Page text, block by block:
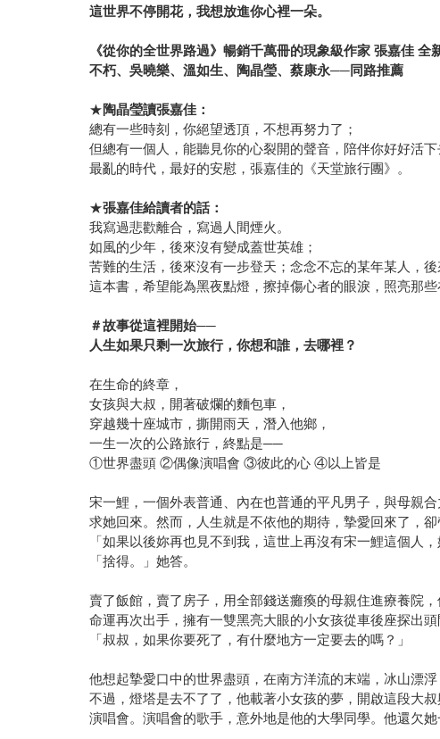
這世界不停開花，我想放進你心裡一朵。
《從你的全世界路過》暢銷千萬冊的現象級作家 張嘉佳 全
不朽、吳曉樂、溫如生、陶晶瑩、蔡康永──同路推薦
★陶晶瑩讀張嘉佳：
總有一些時刻，你絕望透頂，不想再努力了；
但總有一個人，能聽見你的心裂開的聲音，陪伴你好好活下
最亂的時代，最好的安慰，張嘉佳的《天堂旅行團》。
★張嘉佳給讀者的話：
我寫過悲歡離合，寫過人間煙火。
如風的少年，後來沒有變成蓋世英雄；
苦難的生活，後來沒有一步登天；念念不忘的某年某人，後
這本書，希望能為黑夜點燈，擦掉傷心者的眼淚，照亮那些
＃故事從這裡開始──
人生如果只剩一次旅行，你想和誰，去哪裡？
在生命的終章，
女孩與大叔，開著破爛的麵包車，
穿越幾十座城市，撕開雨天，潛入他鄉，
一生一次的公路旅行，終點是──
①世界盡頭 ②偶像演唱會 ③彼此的心 ④以上皆是
宋一鯉，一個外表普通、內在也普通的平凡男子，與母親
求她回來。然而，人生就是不依他的期待，摯愛回來了，卻
「如果以後妳再也見不到我，這世上再沒有宋一鯉這個人，
「捨得。」她答。
賣了飯館，賣了房子，用全部錢送癱瘓的母親住進療養院
命運再次出手，擁有一雙黑亮大眼的小女孩從車後座探出頭
「叔叔，如果你要死了，有什麼地方一定要去的嗎？」
他想起摯愛口中的世界盡頭，在南方洋流的末端，冰山漂
不過，燈塔是去不了了，他載著小女孩的夢，開啟這段大
演唱會。演唱會的歌手，意外地是他的大學同學。他還欠